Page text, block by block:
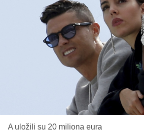
A uložili su 20 miliona eura